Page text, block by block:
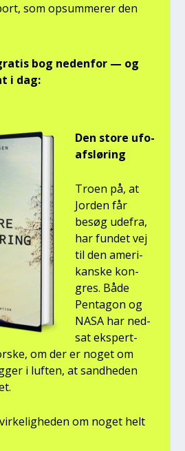
som opsum­me­rer den
bog neden­for — og
i dag:
Den sto­re ufo-
afslø­ring
Tro­en på, at
Jor­den får
besøg ude­fra,
har fun­det vej
til den ame­ri­
kan­ske kon­
gres. Både
Pen­ta­gon og
NASA har ned­
sat eks­pert­
om der er noget om
i luf­ten, at sand­he­den
om noget helt